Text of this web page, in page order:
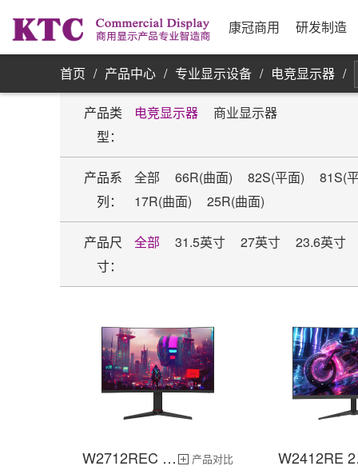
康冠商用 研发制造
首页 / 产品中心 / 专业显示设备 / 电竞显示器 /
产品类
型：
电竞显示器 商业显示器
产品系
列：
全部 66R(曲面) 82S(平面)
81S(
17R(曲面)
25R(曲面)
产品尺
寸：
全部 31.5英寸 27英寸 23.6英寸
W2712REC 27英寸 产品对比